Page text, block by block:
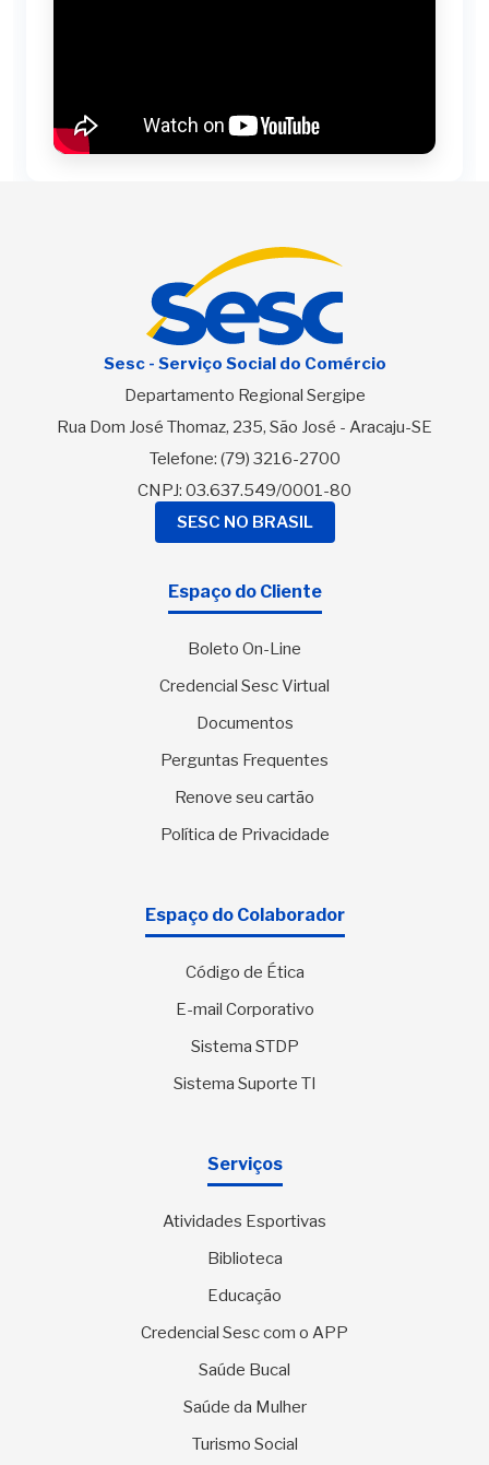
Sesc - Serviço Social do Comércio
Departamento Regional Sergipe
Rua Dom José Thomaz, 235, São José - Aracaju-SE
Telefone: (79) 3216-2700
CNPJ: 03.637.549/0001-80
SESC NO BRASIL
Espaço do Cliente
Boleto On-Line
Credencial Sesc Virtual
Documentos
Perguntas Frequentes
Renove seu cartão
Política de Privacidade
Espaço do Colaborador
Código de Ética
E-mail Corporativo
Sistema STDP
Sistema Suporte TI
Serviços
Atividades Esportivas
Biblioteca
Educação
Credencial Sesc com o APP
Saúde Bucal
Saúde da Mulher
Turismo Social